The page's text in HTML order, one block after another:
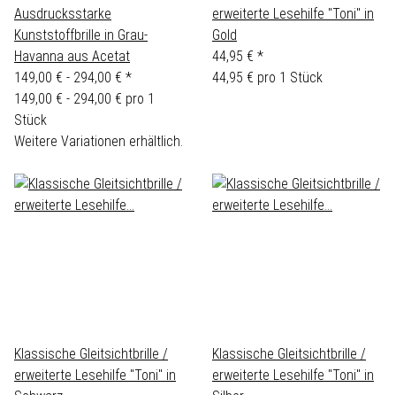
Ausdrucksstarke
Kunststoffbrille in Grau-
Havanna aus Acetat
149,00 € - 294,00 € *
149,00 € - 294,00 € pro 1
Stück
Weitere Variationen erhältlich.
erweiterte Lesehilfe "Toni" in
Gold
44,95 € *
44,95 € pro 1 Stück
Klassische Gleitsichtbrille /
erweiterte Lesehilfe "Toni" in
Klassische Gleitsichtbrille /
erweiterte Lesehilfe "Toni" in